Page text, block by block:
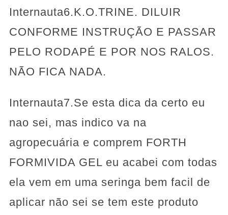
Internauta6.K.O.TRINE. DILUIR
CONFORME INSTRUÇÃO E PASSAR
PELO RODAPÉ E POR NOS RALOS.
NÃO FICA NADA.
Internauta7.Se esta dica da certo eu
nao sei, mas indico va na
agropecuária e comprem FORTH
FORMIVIDA GEL eu acabei com todas
ela vem em uma seringa bem facil de
aplicar não sei se tem este produto